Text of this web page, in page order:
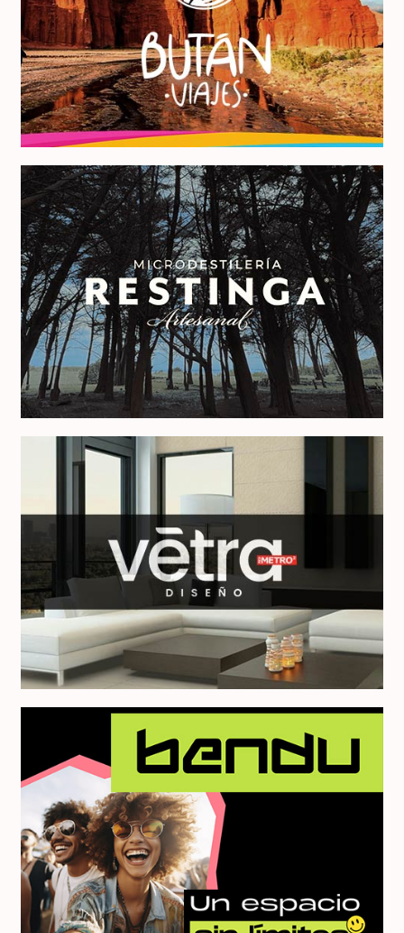
Bután Viajes
Visitá Restinga
Vetra Diseño
Bendu